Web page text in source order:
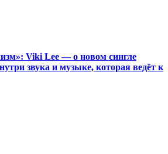
Viki Lee — о новом сингле
звука и музыке, которая ведёт к